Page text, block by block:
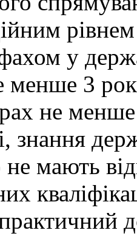
у
менше 3
не
знання
мають